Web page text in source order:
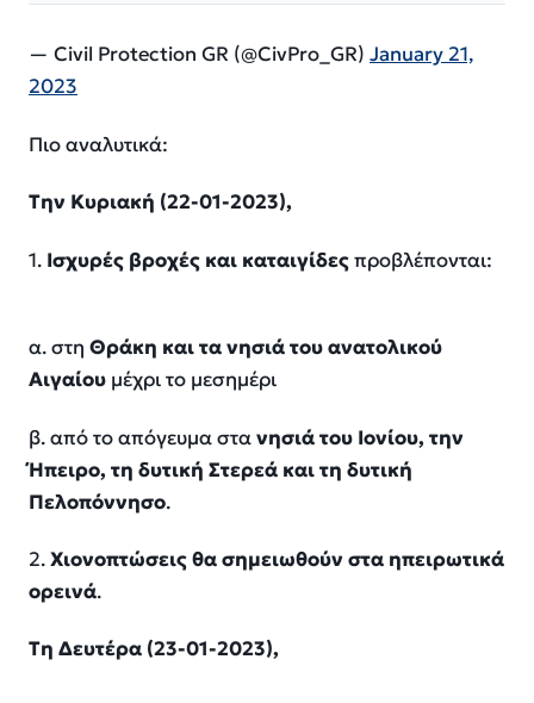
— Civil Protection GR (@CivPro_GR) January 21,
2023
Πιο αναλυτικά:
Την Κυριακή (22-01-2023),
1. Ισχυρές βροχές και καταιγίδεςπροβλέπονται:
α. στη Θράκη και τα νησιά του ανατολικού
Αιγαίου μέχρι το μεσημέρι
β. από το απόγευμα στανησιά του Ιονίου, την
Ήπειρο, τη δυτική Στερεά και τη δυτική
Πελοπόννησο.
2.Χιονοπτώσεις θα σημειωθούν στα ηπειρωτικά
ορεινά.
Τη Δευτέρα (23-01-2023),